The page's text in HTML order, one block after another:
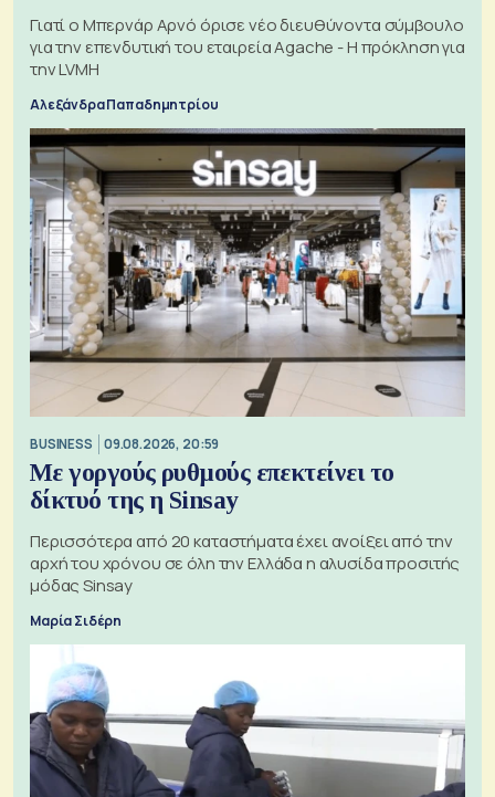
Γιατί ο Μπερνάρ Αρνό όρισε νέο διευθύνοντα σύμβουλο
για την επενδυτική του εταιρεία Agache - Η πρόκληση για
την LVMH
Αλεξάνδρα Παπαδημητρίου
BUSINESS 09.08.2026, 20:59
Με γοργούς ρυθμούς επεκτείνει το
δίκτυό της η Sinsay
Περισσότερα από 20 καταστήματα έχει ανοίξει από την
αρχή του χρόνου σε όλη την Ελλάδα η αλυσίδα προσιτής
μόδας Sinsay
Μαρία Σιδέρη